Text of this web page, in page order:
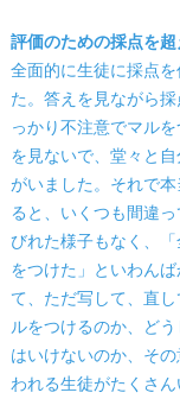
評価のための採点を
全面的に生徒に採点
た。答えを見ながら
っかり不注意でマル
を見ないで、堂々と
がいました。それで
ると、いくつも間違
びれた様子もなく、
をつけた」といわん
て、ただ写して、直
ルをつけるのか、ど
はいけないのか、そ
われる生徒がたくさ